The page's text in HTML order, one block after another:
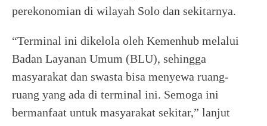
perekonomian di wilayah Solo dan sekitarnya.
“Terminal ini dikelola oleh Kemenhub melalui
Badan Layanan Umum (BLU), sehingga
masyarakat dan swasta bisa menyewa ruang-
ruang yang ada di terminal ini. Semoga ini
bermanfaat untuk masyarakat sekitar,” lanjut